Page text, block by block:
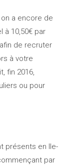
on a encore de
à 10,50€ par
de recruter
à votre
fin 2016,
ou pour
présents en Ile-
par